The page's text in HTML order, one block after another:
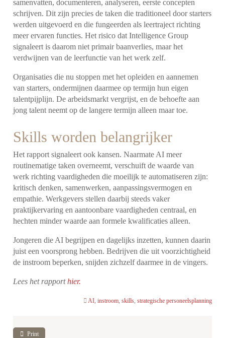
samenvatten, documenteren, analyseren, eerste concepten
schrijven. Dit zijn precies de taken die traditioneel door starters
werden uitgevoerd en die fungeerden als leertraject richting
meer ervaren functies. Het risico dat Intelligence Group
signaleert is daarom niet primair baanverlies, maar het
verdwijnen van de leerfunctie van het werk zelf.
Organisaties die nu stoppen met het opleiden en aannemen
van starters, ondermijnen daarmee op termijn hun eigen
talentpijplijn. De arbeidsmarkt vergrijst, en de behoefte aan
jong talent neemt op de langere termijn alleen maar toe.
Skills worden belangrijker
Het rapport signaleert ook kansen. Naarmate AI meer
routinematige taken overneemt, verschuift de waarde van
werk richting vaardigheden die moeilijk te automatiseren zijn:
kritisch denken, samenwerken, aanpassingsvermogen en
empathie. Werkgevers stellen daarbij steeds vaker
praktijkervaring en aantoonbare vaardigheden centraal, en
hechten minder waarde aan formele kwalificaties alleen.
Jongeren die AI begrijpen en dagelijks inzetten, kunnen daarin
juist een voorsprong hebben. Bedrijven die uit voorzichtigheid
de instroom beperken, snijden zichzelf daarmee in de vingers.
Lees het rapporthier.
AI, instroom, skills, strategische personeelsplanning
Print